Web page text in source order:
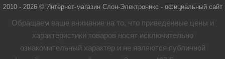
2010 - 2026 © Интернет-магазин Слон-Электроникс - официальный сайт
Обращаем ваше внимание на то, что приведенные цены и
характеристики товaров носят исключительно
ознакомительный характер и не являются публичной